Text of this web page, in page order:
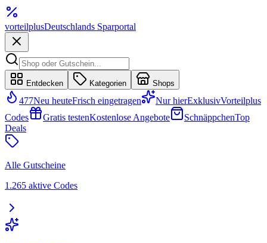
vorteilplusDeutschlands Sparportal
Entdecken Kategorien Shops
477Neu heuteFrisch eingetragen Nur hierExklusivVorteilplus
Codes
Gratis testenKostenlose Angebote SchnäppchenTop
Deals
Alle Gutscheine
1.265 aktive Codes